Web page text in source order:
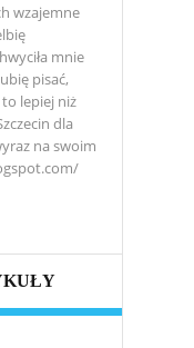
wzajemne
mnie
pisać,
lepiej niż
dla
na swoim